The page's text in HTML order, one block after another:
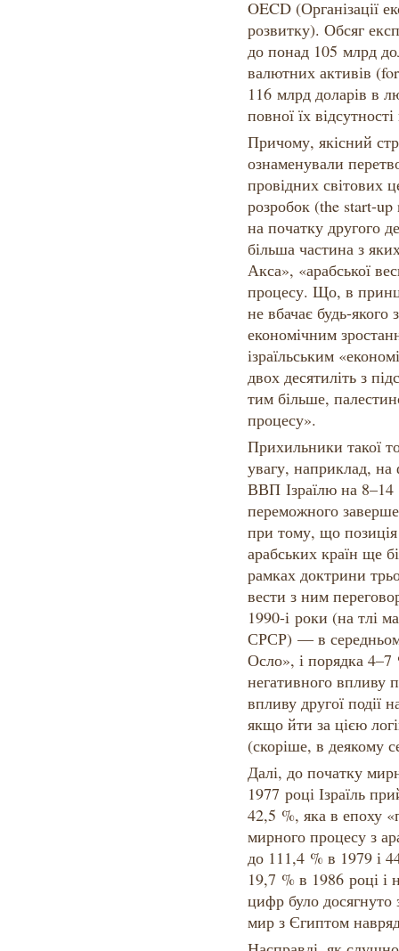
OECD (Організації
розвитку). Обсяг
до понад 105 млрд
валютних активів
116 млрд доларів в
повної їх
Причому, якісний
ознаменували
провідних світових
розробок (the start-
на початку другого
більша частина з
Акса», «арабської
процесу. Що, в
не вбачає будь-
економічним
ізраїльським
двох десятиліть з
тим більше,
процесу».
Прихильники такої
увагу, наприклад, на
ВВП Ізраїлю на 8–14
переможного
при тому, що позиція
арабських країн ще
рамках доктрини
вести з ним
1990-і роки (на тлі
СРСР) — в
Осло», і порядка
негативного впливу
впливу другої події
якщо йти за цією
(скоріше, в деякому
Далі, до початку
1977 році Ізраїль
42,5 %, яка в епоху
мирного процесу з
до 111,4 % в 1979 і
19,7 % в 1986 році і
цифр було досягнуто
мир з Єгиптом